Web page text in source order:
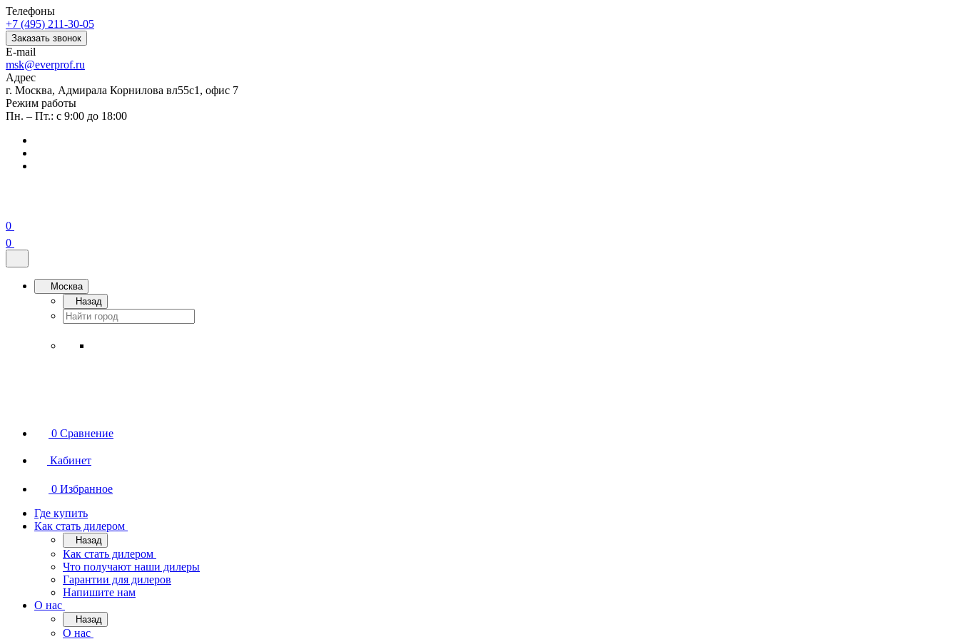
Телефоны
+7 (495) 211-30-05
Заказать звонок
E-mail
msk@everprof.ru
Адрес
г. Москва, Адмирала Корнилова вл55с1, офис 7
Режим работы
Пн. – Пт.: с 9:00 до 18:00
0
0
Москва
Назад
0 Сравнение
Кабинет
0 Избранное
Где купить
Как стать дилером
Назад
Как стать дилером
Что получают наши дилеры
Гарантии для дилеров
Напишите нам
О нас
Назад
О нас